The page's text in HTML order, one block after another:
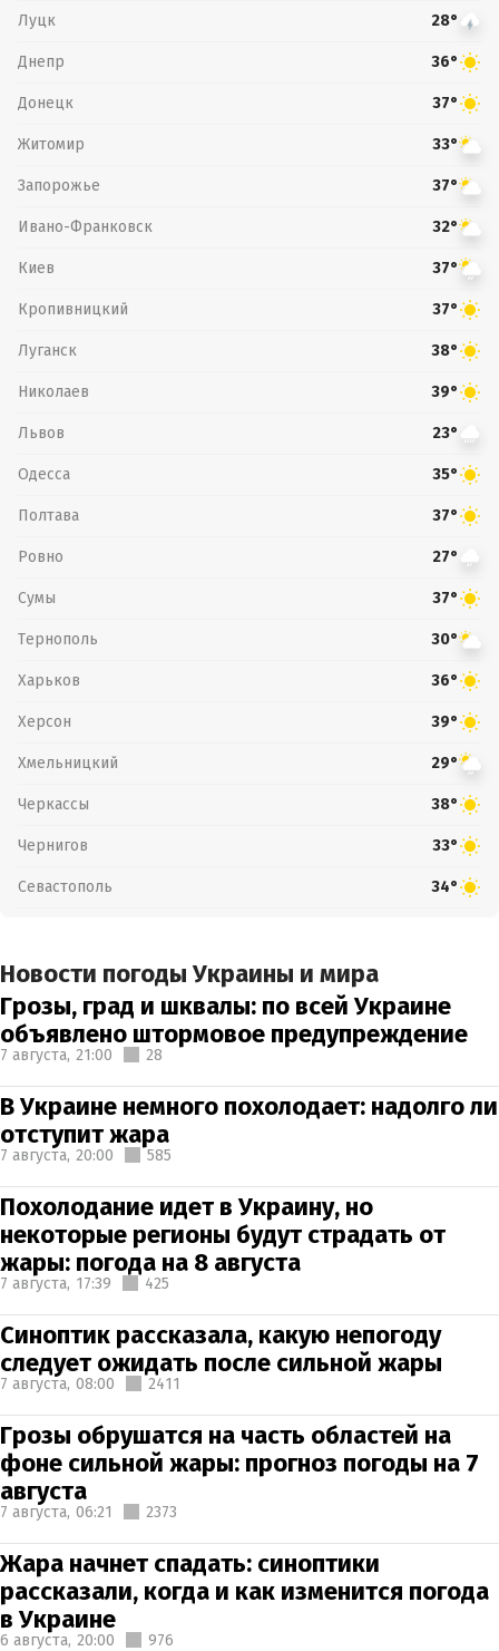
Луцк 28°
Днепр 36°
Донецк 37°
Житомир 33°
Запорожье 37°
Ивано-Франковск 32°
Киев 37°
Кропивницкий 37°
Луганск 38°
Николаев 39°
Львов 23°
Одесса 35°
Полтава 37°
Ровно 27°
Сумы 37°
Тернополь 30°
Харьков 36°
Херсон 39°
Хмельницкий 29°
Черкассы 38°
Чернигов 33°
Севастополь 34°
Новости погоды Украины и мира
Грозы, град и шквалы: по всей Украине
объявлено штормовое предупреждение
7 августа, 21:00 28
В Украине немного похолодает: надолго ли
отступит жара
7 августа, 20:00 585
Похолодание идет в Украину, но
некоторые регионы будут страдать от
жары: погода на 8 августа
7 августа, 17:39 425
Синоптик рассказала, какую непогоду
следует ожидать после сильной жары
7 августа, 08:00 2411
Грозы обрушатся на часть областей на
фоне сильной жары: прогноз погоды на 7
августа
7 августа, 06:21 2373
Жара начнет спадать: синоптики
рассказали, когда и как изменится погода
в Украине
6 августа, 20:00 976